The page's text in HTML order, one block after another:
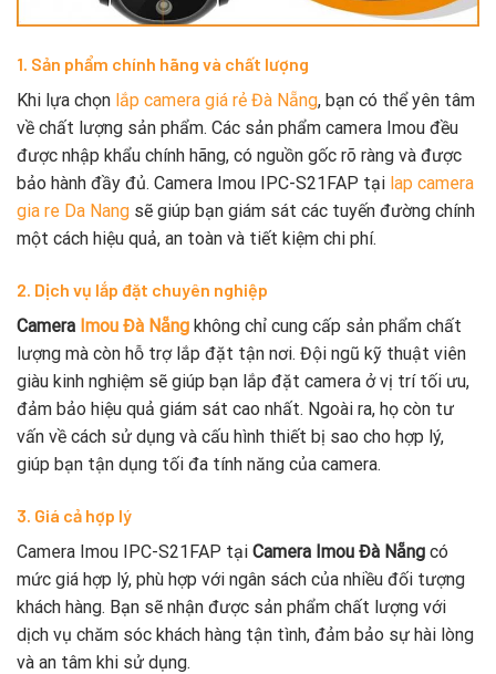
1. Sản phẩm chính hãng và chất lượng
Khi lựa chọn lắp camera giá rẻ Đà Nẵng, bạn có thể yên tâm
về chất lượng sản phẩm. Các sản phẩm camera Imou đều
được nhập khẩu chính hãng, có nguồn gốc rõ ràng và được
bảo hành đầy đủ. Camera Imou IPC-S21FAP tại lap camera
gia re Da Nang sẽ giúp bạn giám sát các tuyến đường chính
một cách hiệu quả, an toàn và tiết kiệm chi phí.
2. Dịch vụ lắp đặt chuyên nghiệp
Camera Imou Đà Nẵng không chỉ cung cấp sản phẩm chất
lượng mà còn hỗ trợ lắp đặt tận nơi. Đội ngũ kỹ thuật viên
giàu kinh nghiệm sẽ giúp bạn lắp đặt camera ở vị trí tối ưu,
đảm bảo hiệu quả giám sát cao nhất. Ngoài ra, họ còn tư
vấn về cách sử dụng và cấu hình thiết bị sao cho hợp lý,
giúp bạn tận dụng tối đa tính năng của camera.
3. Giá cả hợp lý
Camera Imou IPC-S21FAP tại Camera Imou Đà Nẵng có
mức giá hợp lý, phù hợp với ngân sách của nhiều đối tượng
khách hàng. Bạn sẽ nhận được sản phẩm chất lượng với
dịch vụ chăm sóc khách hàng tận tình, đảm bảo sự hài lòng
và an tâm khi sử dụng.